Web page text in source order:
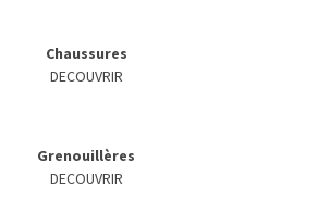
Chaussures
DECOUVRIR
Grenouillères
DECOUVRIR